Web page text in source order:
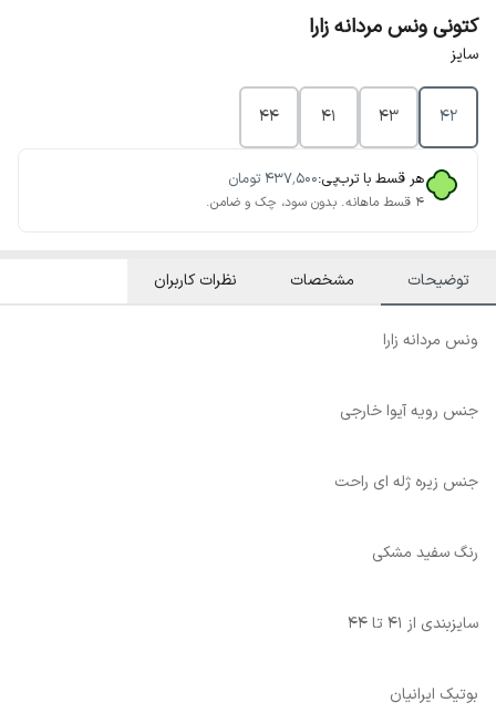
کتونی ونس مردانه زارا
سایز
42
43
41
44
هر قسط با ترب‌پی:۴۳۷٬۵۰۰ تومان
۴ قسط ماهانه. بدون سود، چک و ضامن.
توضیحات مشخصات نظرات کاربران
ونس مردانه زارا
جنس رویه آیوا خارجی
جنس زیره ژله ای راحت
رنگ سفید مشکی
سایزبندی از 41 تا 44
بوتیک ایرانیان